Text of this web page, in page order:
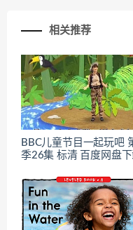
相关推荐
BBC儿童节目一起玩吧
季26集 标清 百度网盘